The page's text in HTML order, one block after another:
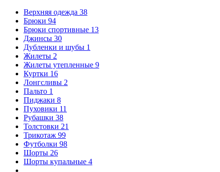
Верхняя одежда 38
Брюки 94
Брюки спортивные 13
Джинсы 30
Дубленки и шубы 1
Жилеты 2
Жилеты утепленные 9
Куртки 16
Лонгсливы 2
Пальто 1
Пиджаки 8
Пуховики 11
Рубашки 38
Толстовки 21
Трикотаж 99
Футболки 98
Шорты 26
Шорты купальные 4